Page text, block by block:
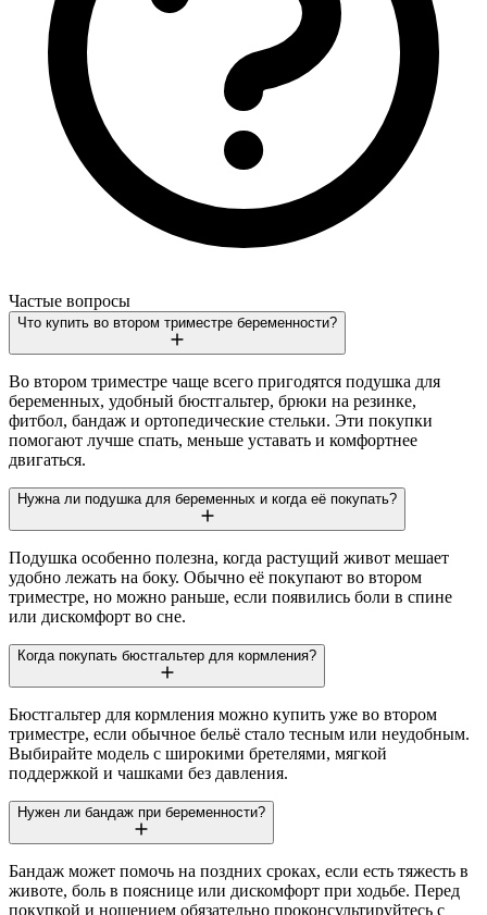
Частые вопросы
Что купить во втором триместре беременности?
Во втором триместре чаще всего пригодятся подушка для
беременных, удобный бюстгальтер, брюки на резинке,
фитбол, бандаж и ортопедические стельки. Эти покупки
помогают лучше спать, меньше уставать и комфортнее
двигаться.
Нужна ли подушка для беременных и когда её покупать?
Подушка особенно полезна, когда растущий живот мешает
удобно лежать на боку. Обычно её покупают во втором
триместре, но можно раньше, если появились боли в спине
или дискомфорт во сне.
Когда покупать бюстгальтер для кормления?
Бюстгальтер для кормления можно купить уже во втором
триместре, если обычное бельё стало тесным или неудобным.
Выбирайте модель с широкими бретелями, мягкой
поддержкой и чашками без давления.
Нужен ли бандаж при беременности?
Бандаж может помочь на поздних сроках, если есть тяжесть в
животе, боль в пояснице или дискомфорт при ходьбе. Перед
покупкой и ношением обязательно проконсультируйтесь с